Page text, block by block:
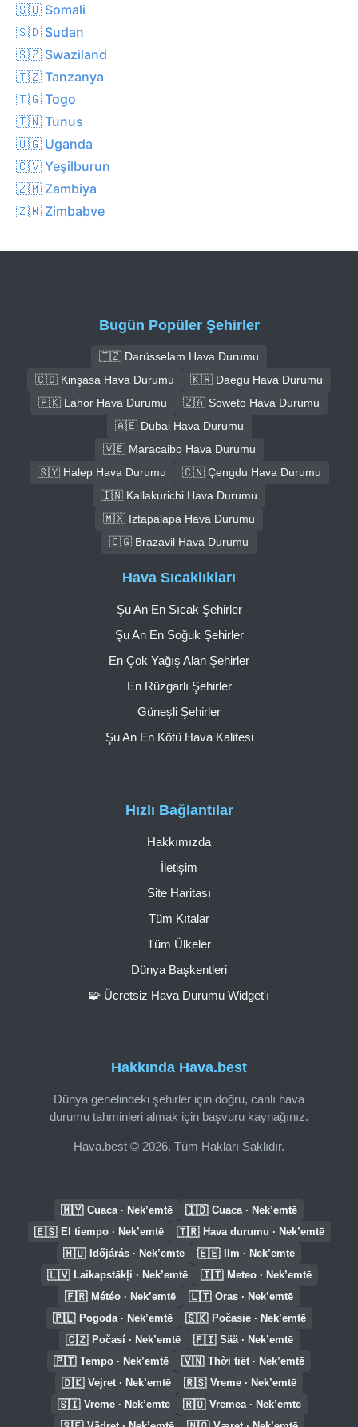
🇸🇴 Somali
🇸🇩 Sudan
🇸🇿 Swaziland
🇹🇿 Tanzanya
🇹🇬 Togo
🇹🇳 Tunus
🇺🇬 Uganda
🇨🇻 Yeşilburun
🇿🇲 Zambiya
🇿🇼 Zimbabve
Bugün Popüler Şehirler
🇹🇿 Darüsselam Hava Durumu
🇨🇩 Kinşasa Hava Durumu
🇰🇷 Daegu Hava Durumu
🇵🇰 Lahor Hava Durumu
🇿🇦 Soweto Hava Durumu
🇦🇪 Dubai Hava Durumu
🇻🇪 Maracaibo Hava Durumu
🇸🇾 Halep Hava Durumu
🇨🇳 Çengdu Hava Durumu
🇮🇳 Kallakurichi Hava Durumu
🇲🇽 Iztapalapa Hava Durumu
🇨🇬 Brazavil Hava Durumu
Hakkında Hava.best
Dünya genelindeki şehirler için doğru, canlı hava
durumu tahminleri almak için başvuru kaynağınız.
Hava.best © 2026. Tüm Hakları Saklıdır.
Hızlı Bağlantılar
Hakkımızda
İletişim
Site Haritası
Tüm Kıtalar
Tüm Ülkeler
Dünya Başkentleri
🧩 Ücretsiz Hava Durumu Widget'ı
Hava Sıcaklıkları
Şu An En Sıcak Şehirler
Şu An En Soğuk Şehirler
En Çok Yağış Alan Şehirler
En Rüzgarlı Şehirler
Güneşli Şehirler
Şu An En Kötü Hava Kalitesi
🇲🇾 Cuaca · Nek’emtē 🇮🇩 Cuaca · Nek’emtē
🇪🇸 El tiempo · Nek’emtē 🇹🇷 Hava durumu · Nek’emtē
🇭🇺 Időjárás · Nek’emtē 🇪🇪 Ilm · Nek’emtē
🇱🇻 Laikapstākļi · Nek’emtē 🇮🇹 Meteo · Nek’emtē
🇫🇷 Météo · Nek’emtē 🇱🇹 Oras · Nek’emtē
🇵🇱 Pogoda · Nek’emtē 🇸🇰 Počasie · Nek’emtē
🇨🇿 Počasí · Nek’emtē 🇫🇮 Sää · Nek’emtē
🇵🇹 Tempo · Nek’emtē 🇻🇳 Thời tiết · Nek’emtē
🇩🇰 Vejret · Nek’emtē 🇷🇸 Vreme · Nek’emtē
🇸🇮 Vreme · Nek’emtē 🇷🇴 Vremea · Nek’emtē